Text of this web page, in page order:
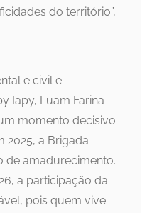
do território”,
e civil e
Iapy, Luam Farina
momento decisivo
2025, a Brigada
de amadurecimento.
a participação da
pois quem vive